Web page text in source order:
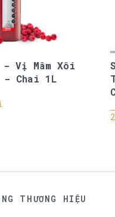
- Vị Mâm Xôi
- Chai 1L
THƯƠNG HIỆU